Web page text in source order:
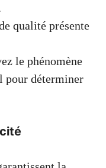
qualité présente
le phénomène
pour déterminer